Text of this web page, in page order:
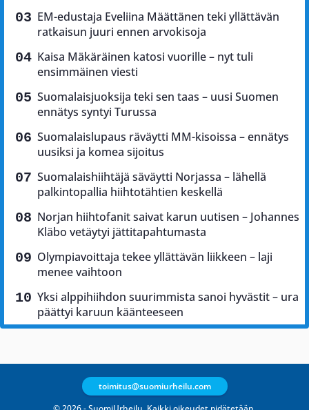
EM-edustaja Eveliina Määttänen teki yllättävän
ratkaisun juuri ennen arvokisoja
Kaisa Mäkäräinen katosi vuorille – nyt tuli
ensimmäinen viesti
Suomalaisjuoksija teki sen taas – uusi Suomen
ennätys syntyi Turussa
Suomalaislupaus räväytti MM-kisoissa – ennätys
uusiksi ja komea sijoitus
Suomalaishiihtäjä säväytti Norjassa – lähellä
palkintopallia hiihtotähtien keskellä
Norjan hiihtofanit saivat karun uutisen – Johannes
Kläbo vetäytyi jättitapahtumasta
Olympiavoittaja tekee yllättävän liikkeen – laji
menee vaihtoon
Yksi alppihiihdon suurimmista sanoi hyvästit – ura
päättyi karuun käänteeseen
toimitus@suomiurheilu.com